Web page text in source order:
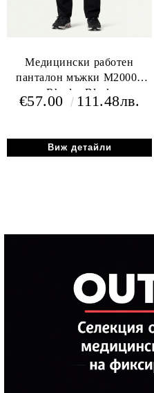
Медицински работен
панталон мъжки M20001
Rhodes Black
€57.00 111.48лв.
Виж детайли